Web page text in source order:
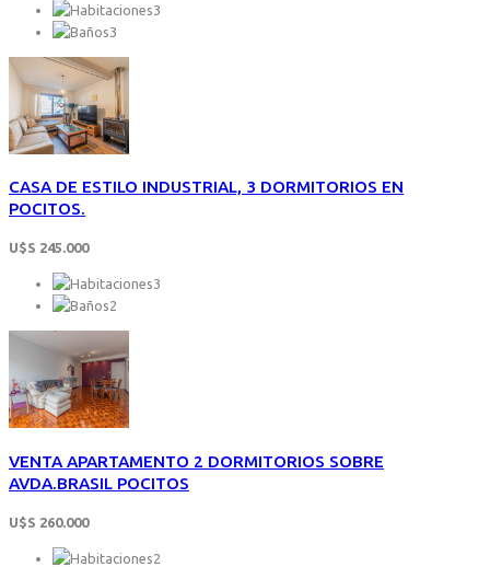
3
3
CASA DE ESTILO INDUSTRIAL, 3 DORMITORIOS EN
POCITOS.
U$S 245.000
3
2
VENTA APARTAMENTO 2 DORMITORIOS SOBRE
AVDA.BRASIL POCITOS
U$S 260.000
2